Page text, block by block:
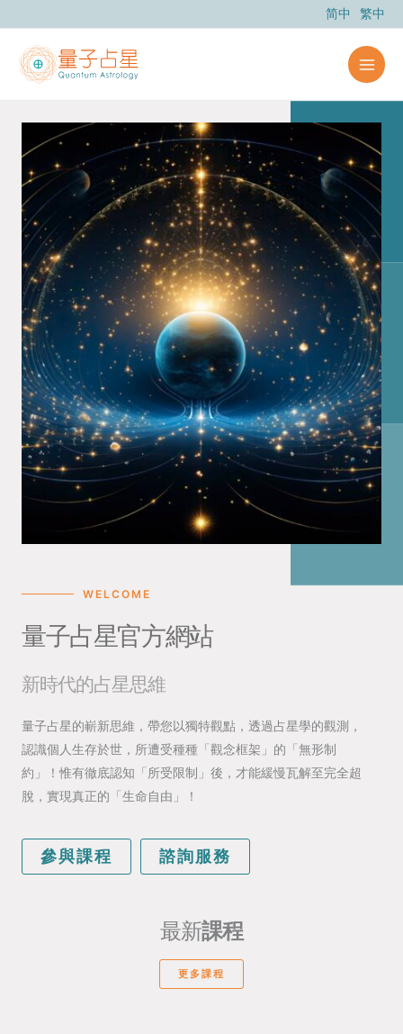
简中 繁中
WELCOME
量子占星官方網站
新時代的占星思維
量子占星的嶄新思維，帶您以獨特觀點，透過占星學的觀測，
認識個人生存於世，所遭受種種「觀念框架」的「無形制
約」！惟有徹底認知「所受限制」後，才能緩慢瓦解至完全超
脫，實現真正的「生命自由」！
參與課程 諮詢服務
最新課程
更多課程